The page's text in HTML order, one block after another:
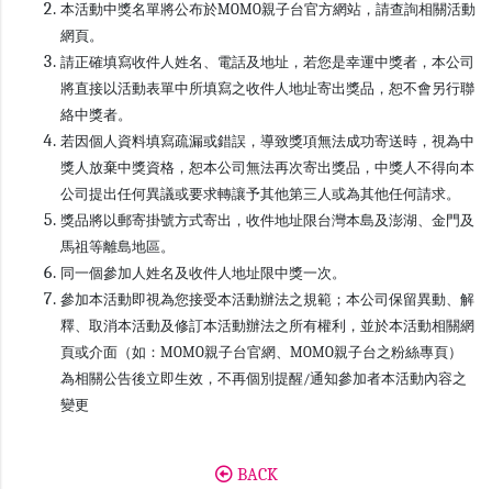
本活動中獎名單將公布於MOMO親子台官方網站，請查詢相關活動
網頁。
請正確填寫收件人姓名、電話及地址，若您是幸運中獎者，本公司
將直接以活動表單中所填寫之收件人地址寄出獎品，恕不會另行聯
絡中獎者。
若因個人資料填寫疏漏或錯誤，導致獎項無法成功寄送時，視為中
獎人放棄中獎資格，恕本公司無法再次寄出獎品，中獎人不得向本
公司提出任何異議或要求轉讓予其他第三人或為其他任何請求。
獎品將以郵寄掛號方式寄出，收件地址限台灣本島及澎湖、金門及
馬祖等離島地區。
同一個參加人姓名及收件人地址限中獎一次。
參加本活動即視為您接受本活動辦法之規範；本公司保留異動、解
釋、取消本活動及修訂本活動辦法之所有權利，並於本活動相關網
頁或介面（如：MOMO親子台官網、MOMO親子台之粉絲專頁）
為相關公告後立即生效，不再個別提醒/通知參加者本活動內容之
變更
BACK